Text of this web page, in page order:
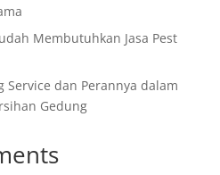
Membutuhkan Jasa Pest
Service dan Perannya dalam
Gedung